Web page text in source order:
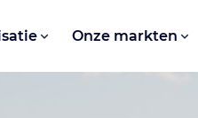
Onze markten